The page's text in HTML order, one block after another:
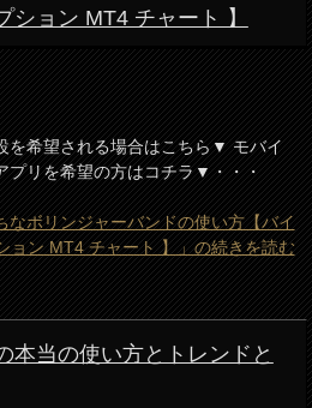
ション MT4 チャート 】
を希望される場合はこちら▼ モバイ
プリを希望の方はコチラ▼・・・
なボリンジャーバンドの使い方【バイ
ョン MT4 チャート 】」の続きを読む
本当の使い方とトレンドと